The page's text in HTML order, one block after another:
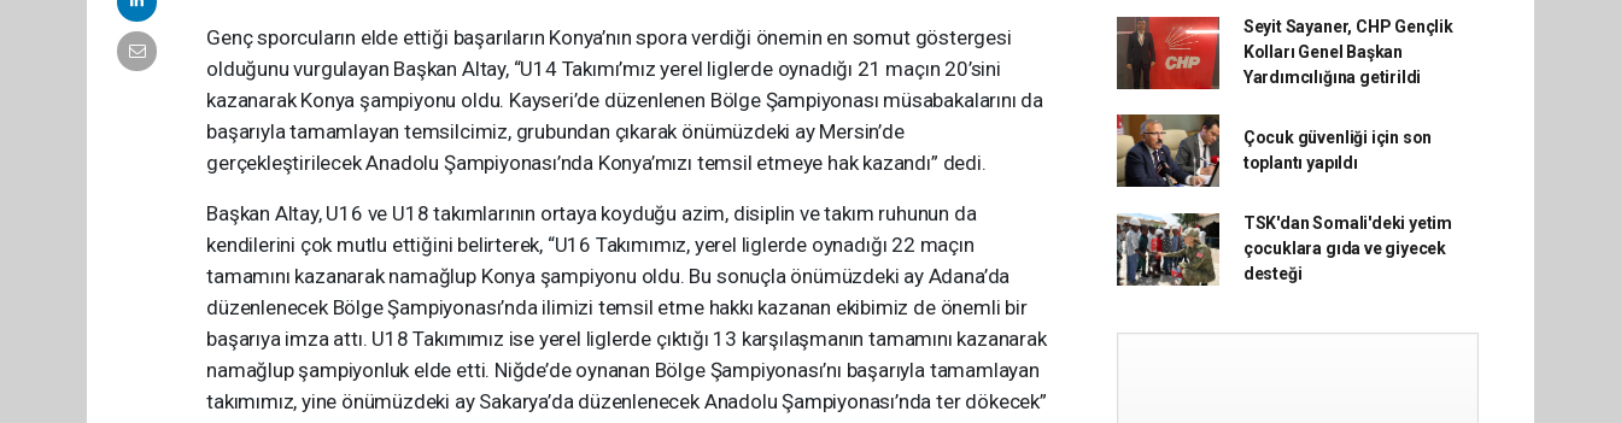
Genç sporcuların elde ettiği başarıların Konya’nın spora verdiği önemin en somut göstergesi
olduğunu vurgulayan Başkan Altay, “U14 Takımı’mız yerel liglerde oynadığı 21 maçın 20’sini
kazanarak Konya şampiyonu oldu. Kayseri’de düzenlenen Bölge Şampiyonası müsabakalarını da
başarıyla tamamlayan temsilcimiz, grubundan çıkarak önümüzdeki ay Mersin’de
gerçekleştirilecek Anadolu Şampiyonası’nda Konya’mızı temsil etmeye hak kazandı” dedi.
Başkan Altay, U16 ve U18 takımlarının ortaya koyduğu azim, disiplin ve takım ruhunun da
kendilerini çok mutlu ettiğini belirterek, “U16 Takımımız, yerel liglerde oynadığı 22 maçın
tamamını kazanarak namağlup Konya şampiyonu oldu. Bu sonuçla önümüzdeki ay Adana’da
düzenlenecek Bölge Şampiyonası’nda ilimizi temsil etme hakkı kazanan ekibimiz de önemli bir
başarıya imza attı. U18 Takımımız ise yerel liglerde çıktığı 13 karşılaşmanın tamamını kazanarak
namağlup şampiyonluk elde etti. Niğde’de oynanan Bölge Şampiyonası’nı başarıyla tamamlayan
takımımız, yine önümüzdeki ay Sakarya’da düzenlenecek Anadolu Şampiyonası’nda ter dökecek”
Seyit Sayaner, CHP Gençlik
Kolları Genel Başkan
Yardımcılığına getirildi
Çocuk güvenliği için son
toplantı yapıldı
TSK'dan Somali'deki yetim
çocuklara gıda ve giyecek
desteği